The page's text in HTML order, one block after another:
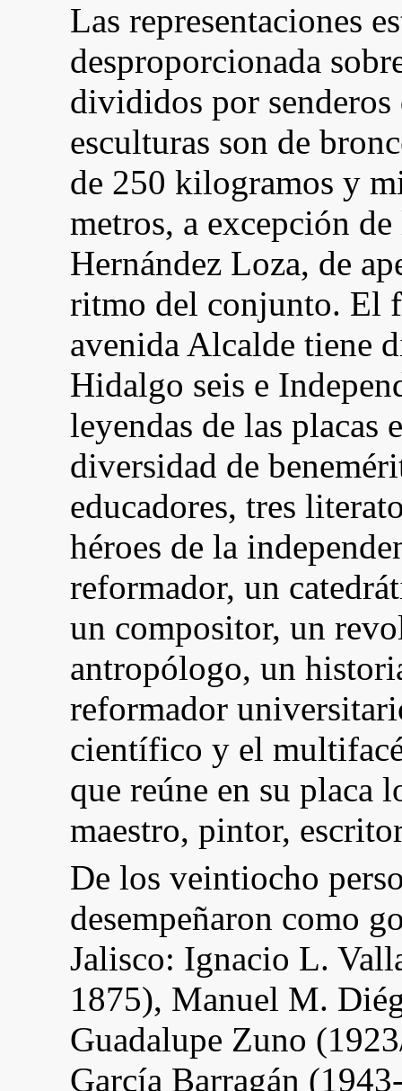
Las representaciones
desproporcionada
divididos por
esculturas son de
de 250 kilogramos y
metros, a excepción
Hernández Loza, de
ritmo del conjunto. El
avenida Alcalde tiene
Hidalgo seis e
leyendas de las placas
diversidad de
educadores, tres
héroes de la
reformador, un
un compositor, un
antropólogo, un
reformador
científico y el
que reúne en su placa
maestro, pintor,
De los veintiocho
desempeñaron como
Jalisco: Ignacio L.
1875), Manuel M.
Guadalupe Zuno
García Barragán